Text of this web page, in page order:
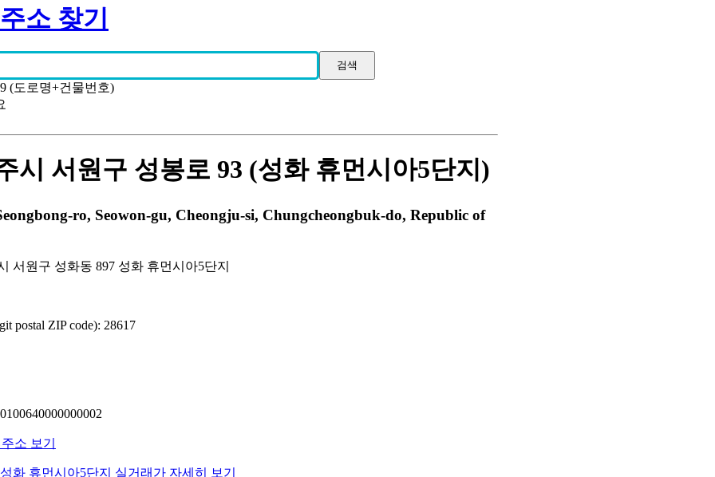
소 찾기
(도로명+건물번호)
시 서원구 성봉로 93 (성화 휴먼시아5단지)
ro, Seowon-gu, Cheongju-si, Chungcheongbuk-do, Republic of
서원구 성화동 897 성화 휴먼시아5단지
postal ZIP code): 28617
소 보기
화 휴먼시아5단지 실거래가 자세히 보기